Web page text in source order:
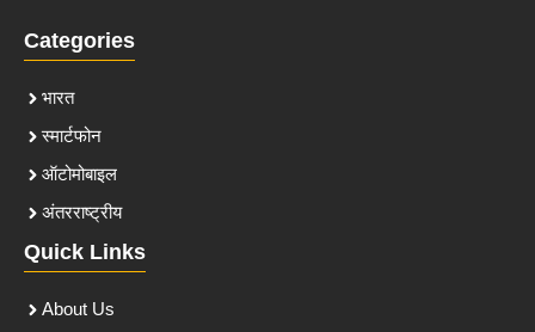
Categories
भारत
स्मार्टफोन
ऑटोमोबाइल
अंतरराष्ट्रीय
Quick Links
About Us